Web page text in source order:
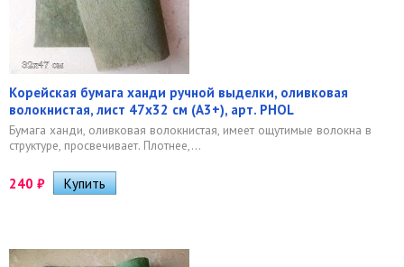
Корейская бумага ханди ручной выделки, оливковая
волокнистая, лист 47х32 см (А3+), арт. PHOL
Бумага ханди, оливковая волокнистая, имеет ощутимые волокна в
структуре, просвечивает. Плотнее,...
240 ₽